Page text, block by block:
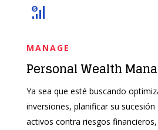
MANAGE
Personal Wealth
Ya sea que esté buscando
inversiones, planificar su
activos contra riesgos